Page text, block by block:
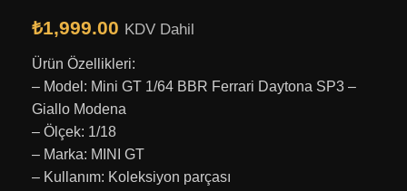
₺1,999.00 KDV Dahil
Ürün Özellikleri:
– Model: Mini GT 1/64 BBR Ferrari Daytona SP3 –
Giallo Modena
– Ölçek: 1/18
– Marka: MINI GT
– Kullanım: Koleksiyon parçası